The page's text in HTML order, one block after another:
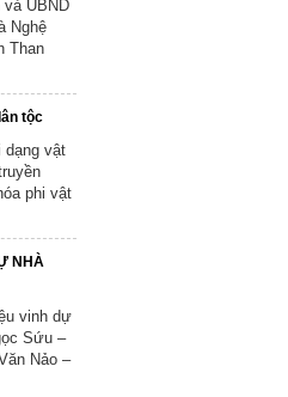
UBND
Nghệ
Than
tộc
dạng vật
phi vật
NHÀ
vinh dự
Sứu –
Nảo –